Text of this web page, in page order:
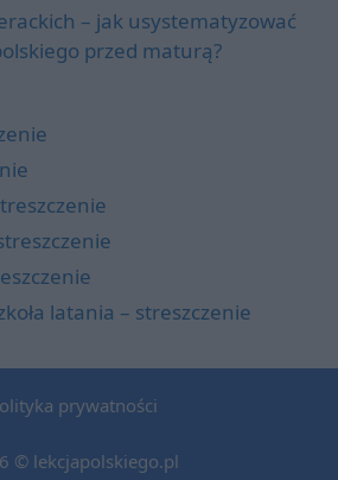
– jak usystematyzować
przed maturą?
latania – streszczenie
prywatności
© lekcjapolskiego.pl